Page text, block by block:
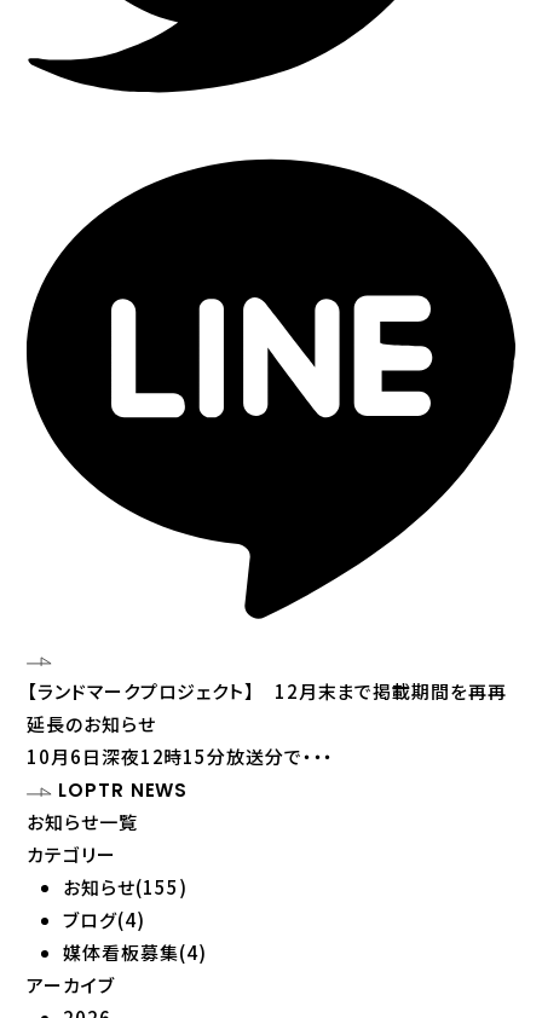
【ランドマークプロジェクト】 12月末まで掲載期間を再再
延長のお知らせ
10月6日深夜12時15分放送分で・・・
LOPTR NEWS
お知らせ一覧
カテゴリー
お知らせ(155)
ブログ(4)
媒体看板募集(4)
アーカイブ